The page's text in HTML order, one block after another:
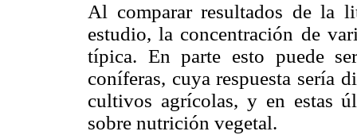
Al comparar resultados de la
estudio, la concentración de
típica. En parte esto puede
coníferas, cuya respuesta sería
cultivos agrícolas, y en estas
sobre nutrición vegetal.